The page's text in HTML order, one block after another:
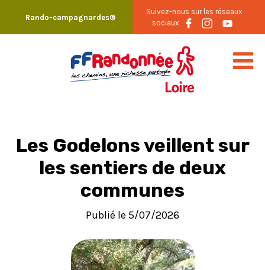
content
Rando-campagnardes®
Suivez-nous sur les réseaux
sociaux
Les Godelons veillent sur
les sentiers de deux
communes
Publié le 5/07/2026